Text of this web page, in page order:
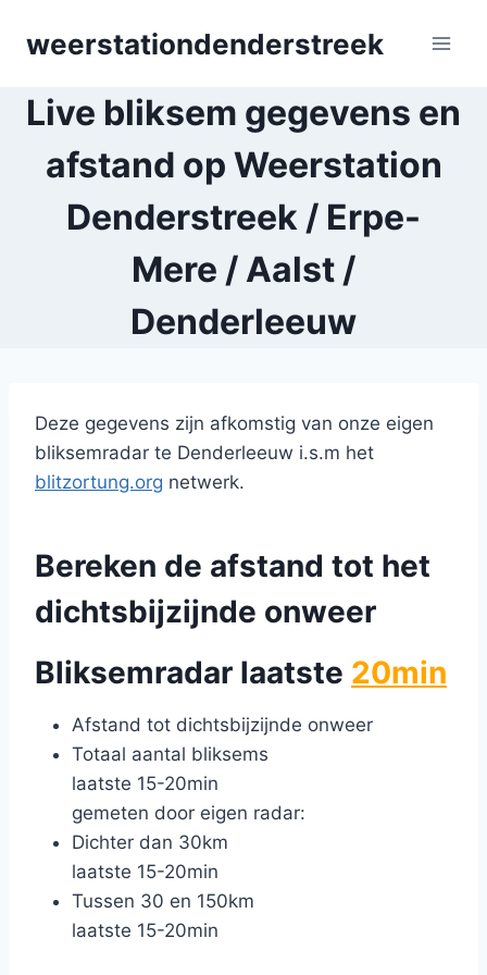
weerstationdenderstreek
Live bliksem gegevens en
afstand op Weerstation
Denderstreek / Erpe-
Mere / Aalst /
Denderleeuw
Deze gegevens zijn afkomstig van onze eigen
bliksemradar te Denderleeuw i.s.m het
blitzortung.org netwerk.
Bereken de afstand tot het
dichtsbijzijnde onweer
Bliksemradar laatste 20min
Afstand tot dichtsbijzijnde onweer
Totaal aantal bliksems
laatste 15-20min
gemeten door eigen radar:
Dichter dan 30km
laatste 15-20min
Tussen 30 en 150km
laatste 15-20min